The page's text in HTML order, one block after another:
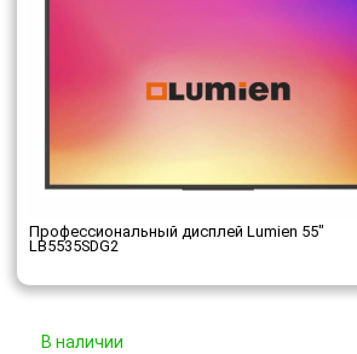
Профессиональный дисплей Lumien 55"
LB5535SDG2
В наличии